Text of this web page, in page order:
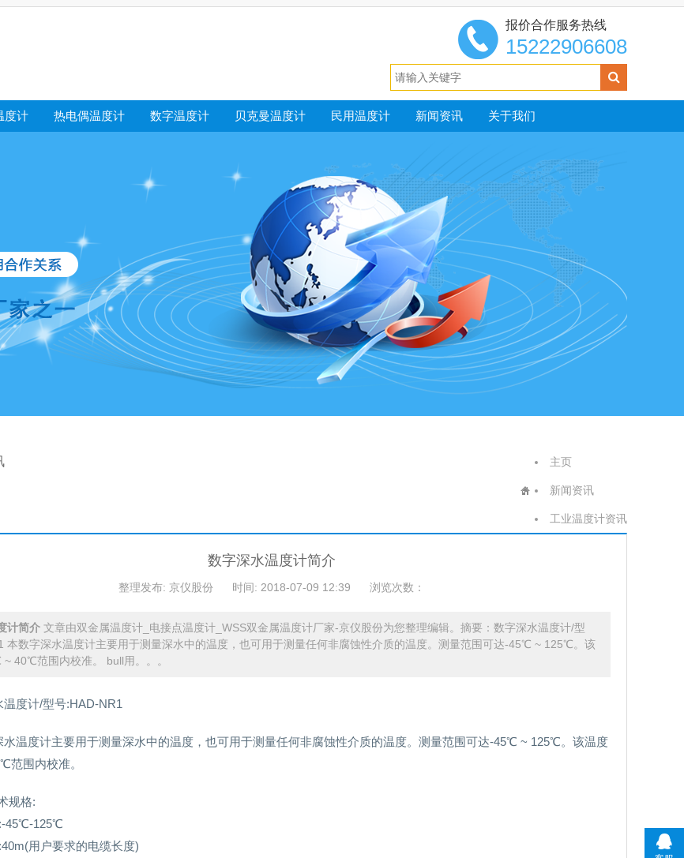
报价合作服务热线
15222906608
度计 热电偶温度计 数字温度计 贝克曼温度计 民用温度计 新闻资讯 关于我们
主页
新闻资讯
工业温度计资讯
数字深水温度计简介
整理发布: 京仪股份 时间: 2018-07-09 12:39 浏览次数：
计简介 文章由双金属温度计_电接点温度计_WSS双金属温度计厂家-京仪股份为您整理编辑。摘要：数字深水温度计/型
本数字深水温度计主要用于测量深水中的温度，也可用于测量任何非腐蚀性介质的温度。测量范围可达-45℃ ~ 125℃。该
40℃范围内校准。 bull用。。。
温度计/型号:HAD-NR1
水温度计主要用于测量深水中的温度，也可用于测量任何非腐蚀性介质的温度。测量范围可达-45℃ ~ 125℃。该温度
范围内校准。
规格:
45℃-125℃
用户要求的电缆长度)